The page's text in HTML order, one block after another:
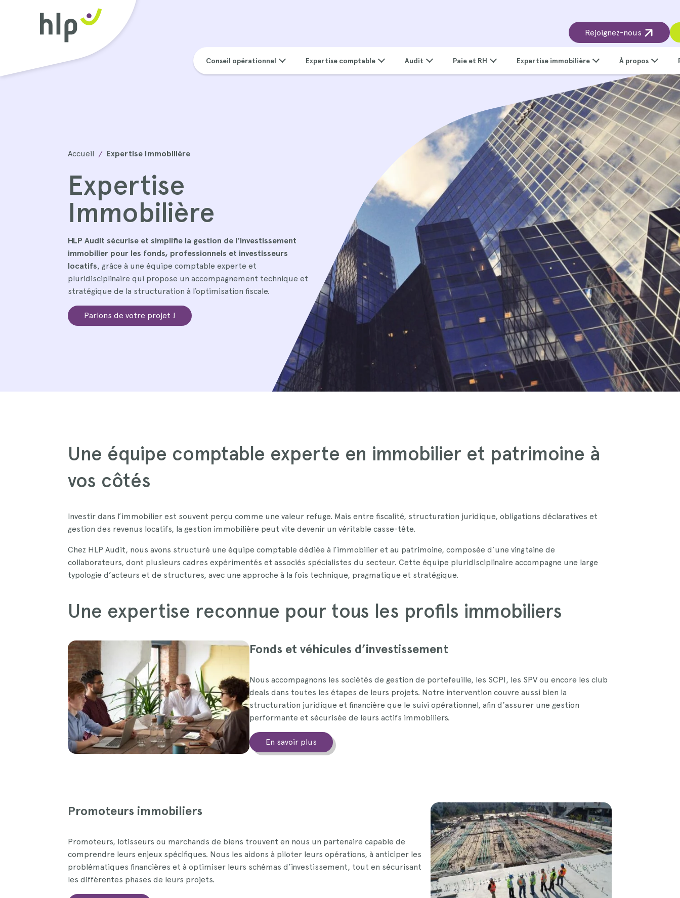
Rejoignez-nous
Conseil opérationnel Expertise comptable Audit Paie et RH Expertise immobilière À propos
Accueil Expertise Immobilière
Expertise
Immobilière
HLP Audit sécurise et simplifie la gestion de l’investissement
immobilier pour les fonds, professionnels et investisseurs
locatifs, grâce à une équipe comptable experte et
pluridisciplinaire qui propose un accompagnement technique et
stratégique de la structuration à l’optimisation fiscale.
Parlons de votre projet !
Une équipe comptable experte en immobilier et patrimoine à
vos côtés
Investir dans l’immobilier est souvent perçu comme une valeur refuge. Mais entre fiscalité, structuration juridique, obligations déclaratives et
gestion des revenus locatifs, la gestion immobilière peut vite devenir un véritable casse-tête.
Chez HLP Audit, nous avons structuré une équipe comptable dédiée à l’immobilier et au patrimoine, composée d’une vingtaine de
collaborateurs, dont plusieurs cadres expérimentés et associés spécialistes du secteur. Cette équipe pluridisciplinaire accompagne une large
typologie d’acteurs et de structures, avec une approche à la fois technique, pragmatique et stratégique.
Une expertise reconnue pour tous les profils immobiliers
Fonds et véhicules d’investissement
Nous accompagnons les sociétés de gestion de portefeuille, les SCPI, les SPV ou encore les club
deals dans toutes les étapes de leurs projets. Notre intervention couvre aussi bien la
structuration juridique et financière que le suivi opérationnel, afin d’assurer une gestion
performante et sécurisée de leurs actifs immobiliers.
En savoir plus
Promoteurs immobiliers
Promoteurs, lotisseurs ou marchands de biens trouvent en nous un partenaire capable de
comprendre leurs enjeux spécifiques. Nous les aidons à piloter leurs opérations, à anticiper les
problématiques financières et à optimiser leurs schémas d’investissement, tout en sécurisant
les différentes phases de leurs projets.